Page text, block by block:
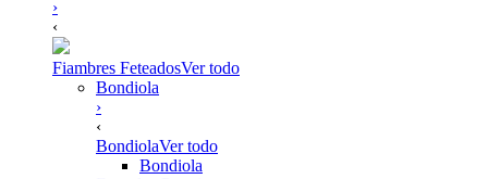
›
‹
Fiambres FeteadosVer todo
Bondiola
›
‹
BondiolaVer todo
Bondiola